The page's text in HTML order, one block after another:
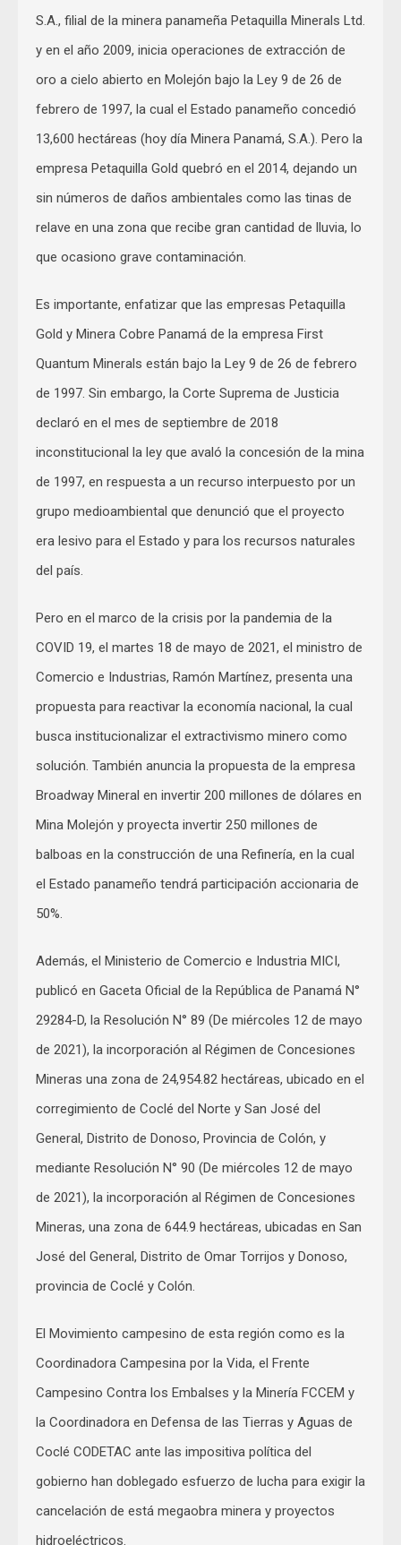
S.A., filial de la minera panameña Petaquilla Minerals Ltd.
y en el año 2009, inicia operaciones de extracción de
oro a cielo abierto en Molejón bajo la Ley 9 de 26 de
febrero de 1997, la cual el Estado panameño concedió
13,600 hectáreas (hoy día Minera Panamá, S.A.). Pero la
empresa Petaquilla Gold quebró en el 2014, dejando un
sin números de daños ambientales como las tinas de
relave en una zona que recibe gran cantidad de lluvia, lo
que ocasiono grave contaminación.
Es importante, enfatizar que las empresas Petaquilla
Gold y Minera Cobre Panamá de la empresa First
Quantum Minerals están bajo la Ley 9 de 26 de febrero
de 1997. Sin embargo, la Corte Suprema de Justicia
declaró en el mes de septiembre de 2018
inconstitucional la ley que avaló la concesión de la mina
de 1997, en respuesta a un recurso interpuesto por un
grupo medioambiental que denunció que el proyecto
era lesivo para el Estado y para los recursos naturales
del país.
Pero en el marco de la crisis por la pandemia de la
COVID 19, el martes 18 de mayo de 2021, el ministro de
Comercio e Industrias, Ramón Martínez, presenta una
propuesta para reactivar la economía nacional, la cual
busca institucionalizar el extractivismo minero como
solución. También anuncia la propuesta de la empresa
Broadway Mineral en invertir 200 millones de dólares en
Mina Molejón y proyecta invertir 250 millones de
balboas en la construcción de una Refinería, en la cual
el Estado panameño tendrá participación accionaria de
50%.
Además, el Ministerio de Comercio e Industria MICI,
publicó en Gaceta Oficial de la República de Panamá N°
29284-D, la Resolución N° 89 (De miércoles 12 de mayo
de 2021), la incorporación al Régimen de Concesiones
Mineras una zona de 24,954.82 hectáreas, ubicado en el
corregimiento de Coclé del Norte y San José del
General, Distrito de Donoso, Provincia de Colón, y
mediante Resolución N° 90 (De miércoles 12 de mayo
de 2021), la incorporación al Régimen de Concesiones
Mineras, una zona de 644.9 hectáreas, ubicadas en San
José del General, Distrito de Omar Torrijos y Donoso,
provincia de Coclé y Colón.
El Movimiento campesino de esta región como es la
Coordinadora Campesina por la Vida, el Frente
Campesino Contra los Embalses y la Minería FCCEM y
la Coordinadora en Defensa de las Tierras y Aguas de
Coclé CODETAC ante las impositiva política del
gobierno han doblegado esfuerzo de lucha para exigir la
cancelación de está megaobra minera y proyectos
hidroeléctricos.